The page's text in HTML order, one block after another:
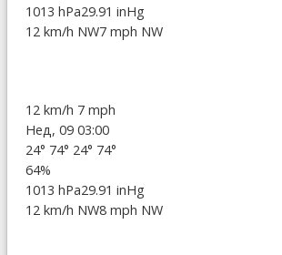
1013 hPa29.91 inHg
12 km/h NW7 mph NW
12 km/h 7 mph
Нед, 09 03:00
24° 74° 24° 74°
64%
1013 hPa29.91 inHg
12 km/h NW8 mph NW